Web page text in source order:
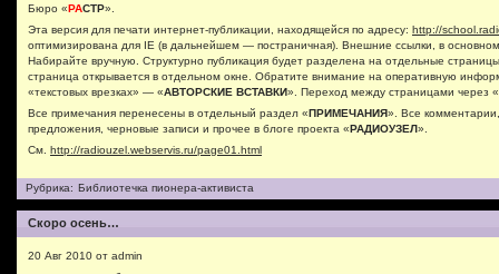
Бюро «РАСТР».
Эта версия для печати интернет-публикации, находящейся по адресу: http://
оптимизирована для IE (в дальнейшем — постраничная). Внешние ссылки, в
Набирайте вручную. Структурно публикация будет разделена на отдельные
страница открывается в отдельном окне. Обратите внимание на оперативную
«текстовых врезках» — «АВТОРСКИЕ ВСТАВКИ». Переход между страницами через «
Все примечания перенесены в отдельный раздел «ПРИМЕЧАНИЯ». Все
предложения, черновые записи и прочее в блоге проекта «РАДИОУЗЕЛ».
См. http://radiouzel.webservis.ru/page01.html
Рубрика: Библиотечка пионера-активиста
Скоро осень…
20 Авг 2010 от admin